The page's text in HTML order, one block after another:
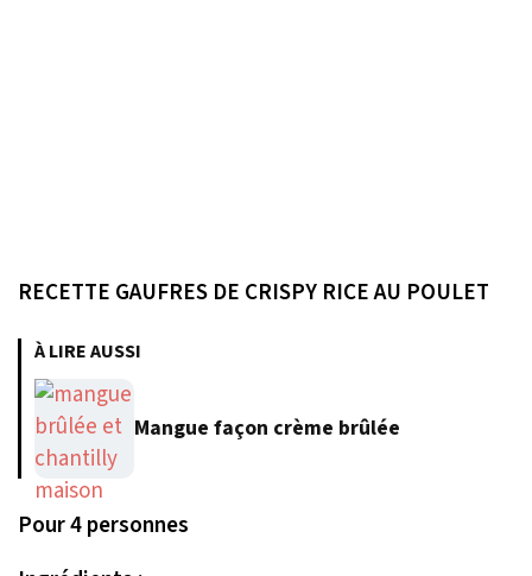
RECETTE GAUFRES DE CRISPY RICE AU POULET
À LIRE AUSSI
Mangue façon crème brûlée
Pour 4 personnes